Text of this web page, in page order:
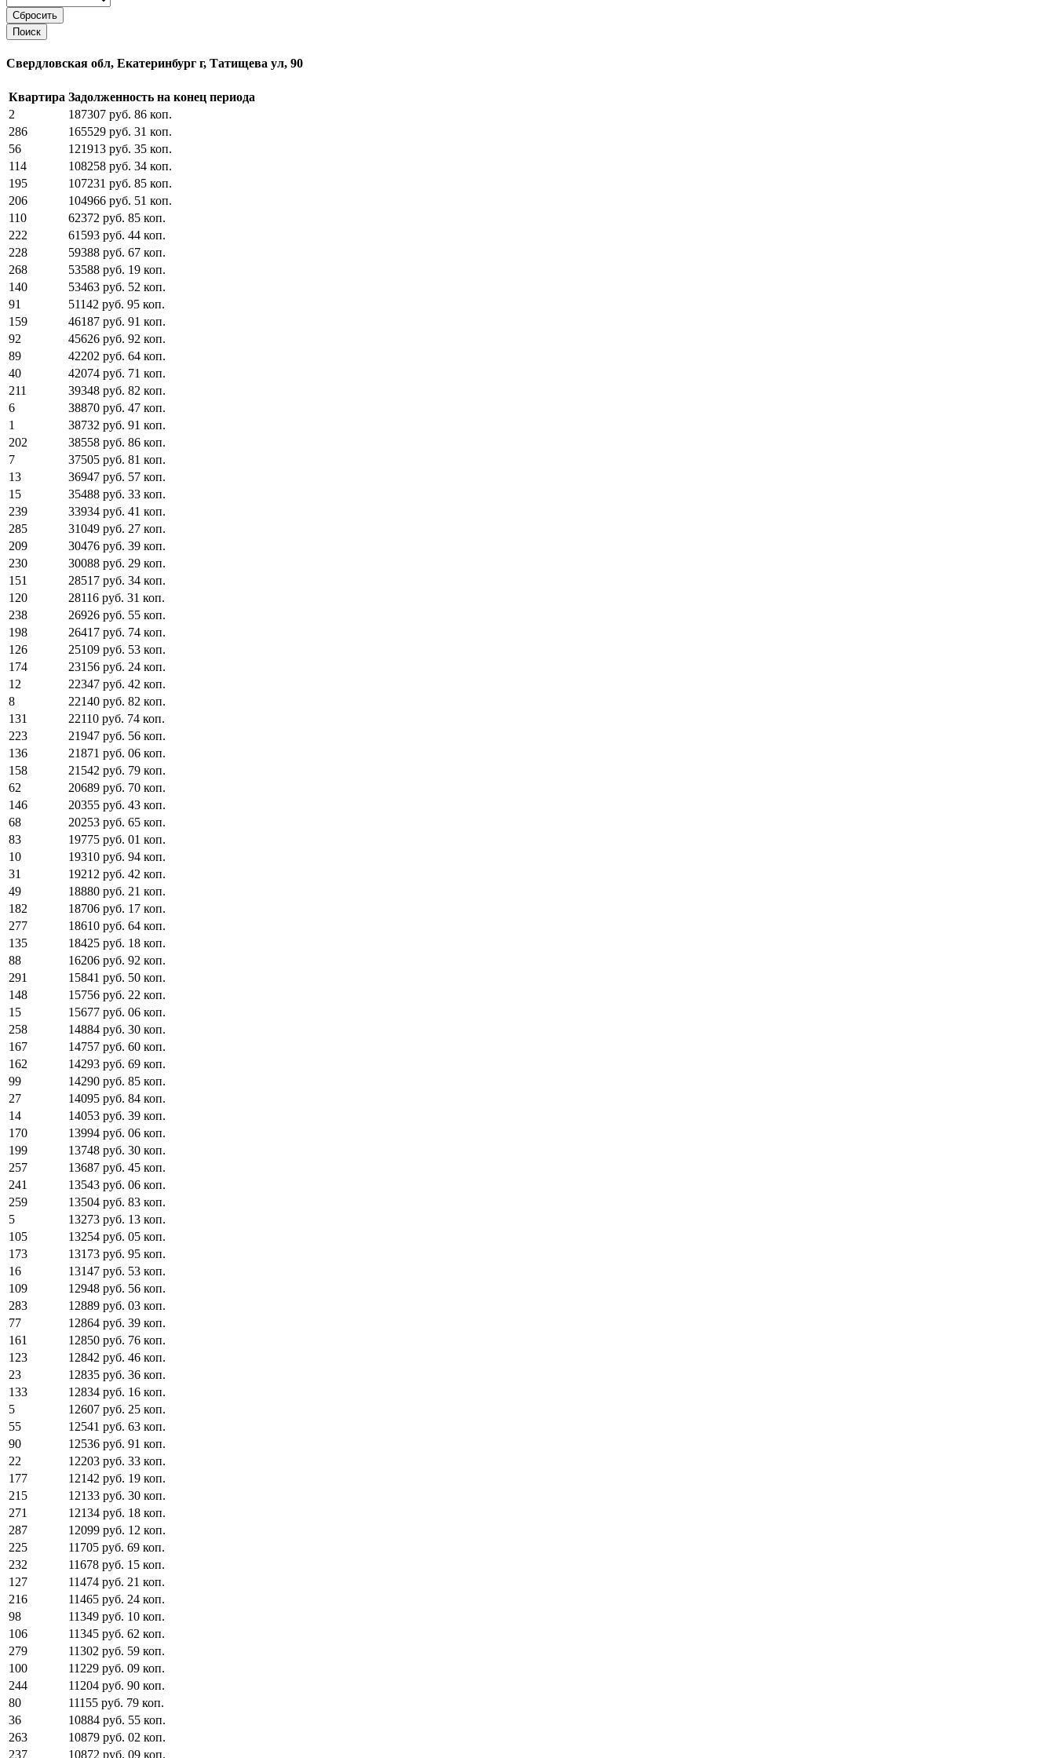
Свердловская обл, Екатеринбург г, Татищева ул, 90
Квартира Задолженность на конец периода
2
187307 руб. 86 коп.
286
165529 руб. 31 коп.
56
121913 руб. 35 коп.
114
108258 руб. 34 коп.
195
107231 руб. 85 коп.
206
104966 руб. 51 коп.
110
62372 руб. 85 коп.
222
61593 руб. 44 коп.
228
59388 руб. 67 коп.
268
53588 руб. 19 коп.
140
53463 руб. 52 коп.
91
51142 руб. 95 коп.
159
46187 руб. 91 коп.
92
45626 руб. 92 коп.
89
42202 руб. 64 коп.
40
42074 руб. 71 коп.
211
39348 руб. 82 коп.
6
38870 руб. 47 коп.
1
38732 руб. 91 коп.
202
38558 руб. 86 коп.
7
37505 руб. 81 коп.
13
36947 руб. 57 коп.
15
35488 руб. 33 коп.
239
33934 руб. 41 коп.
285
31049 руб. 27 коп.
209
30476 руб. 39 коп.
230
30088 руб. 29 коп.
151
28517 руб. 34 коп.
120
28116 руб. 31 коп.
238
26926 руб. 55 коп.
198
26417 руб. 74 коп.
126
25109 руб. 53 коп.
174
23156 руб. 24 коп.
12
22347 руб. 42 коп.
8
22140 руб. 82 коп.
131
22110 руб. 74 коп.
223
21947 руб. 56 коп.
136
21871 руб. 06 коп.
158
21542 руб. 79 коп.
62
20689 руб. 70 коп.
146
20355 руб. 43 коп.
68
20253 руб. 65 коп.
83
19775 руб. 01 коп.
10
19310 руб. 94 коп.
31
19212 руб. 42 коп.
49
18880 руб. 21 коп.
182
18706 руб. 17 коп.
277
18610 руб. 64 коп.
135
18425 руб. 18 коп.
88
16206 руб. 92 коп.
291
15841 руб. 50 коп.
148
15756 руб. 22 коп.
15
15677 руб. 06 коп.
258
14884 руб. 30 коп.
167
14757 руб. 60 коп.
162
14293 руб. 69 коп.
99
14290 руб. 85 коп.
27
14095 руб. 84 коп.
14
14053 руб. 39 коп.
170
13994 руб. 06 коп.
199
13748 руб. 30 коп.
257
13687 руб. 45 коп.
241
13543 руб. 06 коп.
259
13504 руб. 83 коп.
5
13273 руб. 13 коп.
105
13254 руб. 05 коп.
173
13173 руб. 95 коп.
16
13147 руб. 53 коп.
109
12948 руб. 56 коп.
283
12889 руб. 03 коп.
77
12864 руб. 39 коп.
161
12850 руб. 76 коп.
123
12842 руб. 46 коп.
23
12835 руб. 36 коп.
133
12834 руб. 16 коп.
5
12607 руб. 25 коп.
55
12541 руб. 63 коп.
90
12536 руб. 91 коп.
22
12203 руб. 33 коп.
177
12142 руб. 19 коп.
215
12133 руб. 30 коп.
271
12134 руб. 18 коп.
287
12099 руб. 12 коп.
225
11705 руб. 69 коп.
232
11678 руб. 15 коп.
127
11474 руб. 21 коп.
216
11465 руб. 24 коп.
98
11349 руб. 10 коп.
106
11345 руб. 62 коп.
279
11302 руб. 59 коп.
100
11229 руб. 09 коп.
244
11204 руб. 90 коп.
80
11155 руб. 79 коп.
36
10884 руб. 55 коп.
263
10879 руб. 02 коп.
237
10872 руб. 09 коп.